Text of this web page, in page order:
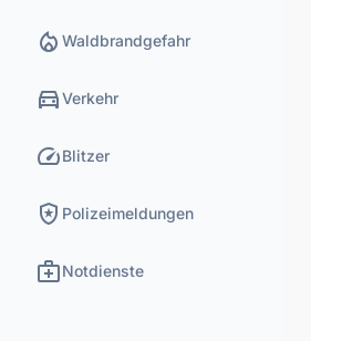
local_fire_department Waldbrandgefahr
directions_carVerkehr
speedBlitzer
local_police Polizeimeldungen
medical_servicesNotdienste